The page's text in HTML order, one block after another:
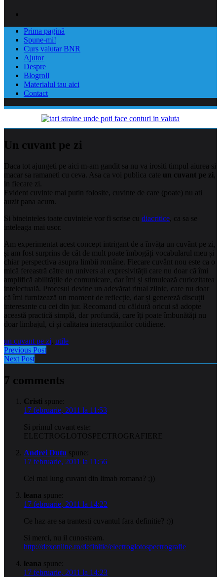
Prima pagină
Spune-mi!
Curs valutar BNR
Ajutor
Despre
Blogroll
Materialul tau aici
Contact
Un cuvant pe zi
Daca tot ajungeti pe aici m-am gandit sa nu va irositi timpul aiurea si
macar sa ramaneti cu ceva. Asa ca voi publica cate un cuvant pe zi,
in fiecare zi.
Evident cuvinte mai putin folosite, cuvinte de care (poate) nu ati
auzit pana acum.
Si bineinteles toate cuvintele vor fi scrise cu diacritice, ca sa se
inteleaga mai usor.
Am experimentat acest concept intrigant de a învăța un cuvânt pe zi,
și am fost surprins de cât de mult poate îmbogăți vocabularul meu și
chiar perspectiva asupra limbii române. Fiecare cuvânt nou este ca o
mică fereastră către un univers al expresivității care nu doar că îmi
amplifică abilitățile de comunicare, dar îmi și stimulează curiozitatea
intelectuală. Procesul devine un adevărat ritual zilnic, care nu doar
că îmi furnizează un moment de reflecție, dar și genereză discuții
interesante cu cei din jur. Recomand cu căldură oricui să adopte
această practică simplă, dar profundă, care îți poate îmbunătăți nu
doar limbajul, ci și calitatea interacțiunilor cotidiene.
un cuvant pe zi, utile
Previous Post
Next Post
7 comments
Cristi spune:
17 februarie, 2011 la 11:53
Si primul cuvant este:
ELECTROGLOTOSPECTROGRAFIERE
Andrei Dutu spune:
17 februarie, 2011 la 11:56
Cel mai lung cuvant din limab romana? ;))
leana spune:
17 februarie, 2011 la 14:22
Ce haz are sa trantesti cuvantul fara definitie? :))
Si merci, nu il cunosteam.
http://dexonline.ro/definitie/electroglotospectrografie
leana spune:
17 februarie, 2011 la 14:23